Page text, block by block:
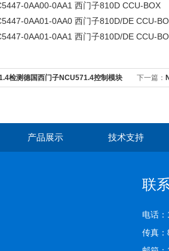
0AA00-0AA1 西门子810D CCU-BOX
0AA01-0AA0 西门子810D/DE CCU-
0AA01-0AA1 西门子810D/DE CCU-
检测德国西门子NCU571.4控制模块 下一篇：
产品展示 技术支持
联
电话
传真